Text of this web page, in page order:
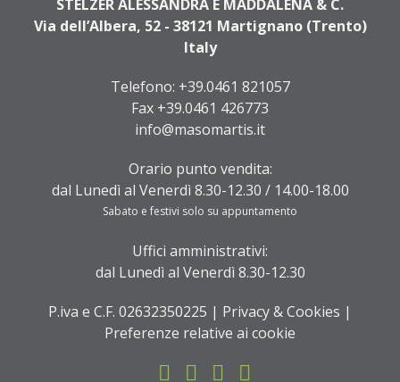
STELZER ALESSANDRA E MADDALENA & C.
Via dell’Albera, 52 - 38121 Martignano (Trento)
Italy
Telefono: +39.0461 821057
Fax +39.0461 426773
info@masomartis.it
Orario punto vendita:
dal Lunedì al Venerdì 8.30-12.30 / 14.00-18.00
Sabato e festivi solo su appuntamento
Uffici amministrativi:
dal Lunedì al Venerdì 8.30-12.30
P.iva e C.F. 02632350225 | Privacy & Cookies |
Preferenze relative ai cookie